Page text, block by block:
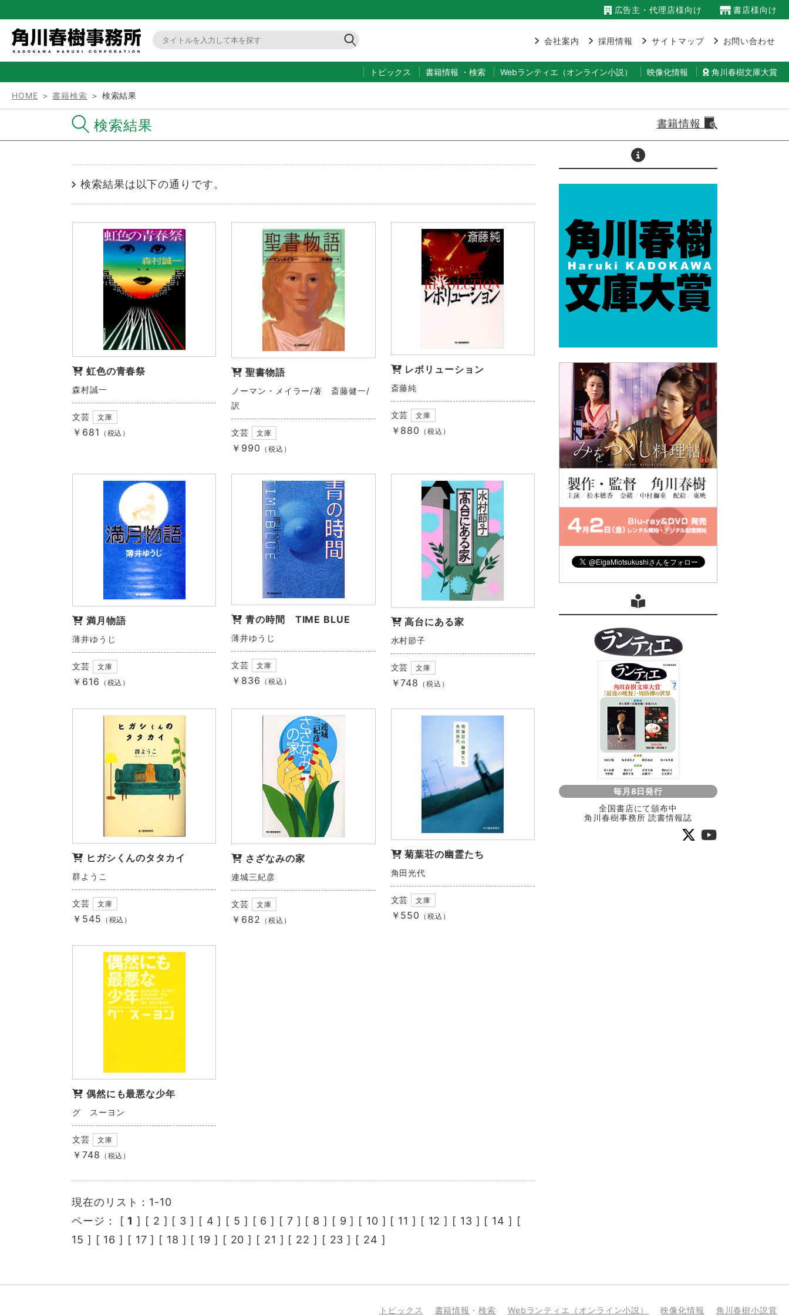
広告主・代理店様向け 書店様向け
会社案内 採用情報 サイトマップ お問い合わせ
トピックス 書籍情報 ・ 検索 Webランティエ（オンライン小説） 映像化情報 角川春樹文庫大賞
HOME ＞書籍検索 ＞ 検索結果
検索結果 書籍情報
検索結果は以下の通りです。
虹色の青春祭
森村誠一
文芸 文庫
￥681 （税込）
聖書物語
ノーマン・メイラー/著 斎藤健一/
訳
文芸 文庫
￥990 （税込）
レボリューション
斎藤純
文芸 文庫
￥880 （税込）
満月物語
薄井ゆうじ
文芸 文庫
￥616 （税込）
青の時間 TIME BLUE
薄井ゆうじ
文芸 文庫
￥836 （税込）
高台にある家
水村節子
文芸 文庫
￥748 （税込）
ヒガシくんのタタカイ
群ようこ
文芸 文庫
￥545 （税込）
さざなみの家
連城三紀彦
文芸 文庫
￥682 （税込）
菊葉荘の幽霊たち
角田光代
文芸 文庫
￥550 （税込）
偶然にも最悪な少年
グ スーヨン
文芸 文庫
￥748 （税込）
現在のリスト：1-10
ページ： [ 1 ] [ 2 ] [ 3 ] [ 4 ] [ 5 ] [ 6 ] [ 7 ] [ 8 ] [ 9 ] [ 10 ] [ 11 ] [ 12 ] [ 13 ] [ 14 ] [
15 ] [ 16 ] [ 17 ] [ 18 ] [ 19 ] [ 20 ] [ 21 ] [ 22 ] [ 23 ] [ 24 ]
毎月8日発行
全国書店にて頒布中
角川春樹事務所 読書情報誌
トピックス 書籍情報 ・検索 Webランティエ（オンライン小説） 映像化情報 角川春樹小説賞